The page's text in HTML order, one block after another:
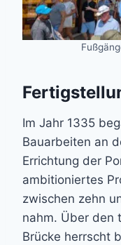
Im Jahr 1335
Bauarbeiten an
Errichtung der
ambitioniertes
zwischen zehn
nahm. Über den
Brücke herrscht